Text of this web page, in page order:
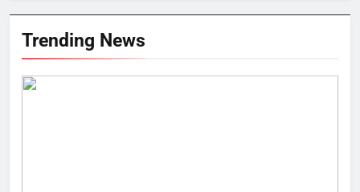
Trending News